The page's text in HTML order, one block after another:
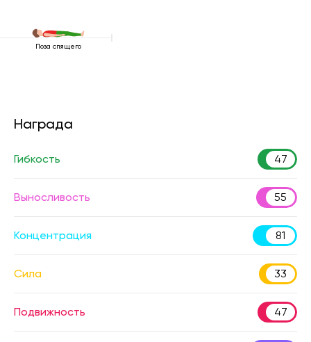
Поза спящего
Награда
Гибкость 47
Выносливость 55
Концентрация 81
Сила 33
Подвижность 47